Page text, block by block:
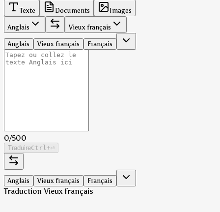
Texte Documents
Images
Anglais
Vieux français
Anglais
Vieux français Français
0/500
TraduireCtrl +⏎
Anglais Vieux français Français
Traduction Vieux français